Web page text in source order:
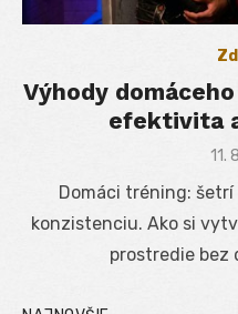
Výhody
efektivita
11.
Domáci tréning: šetrí
konzistenciu. Ako si
prostredie bez